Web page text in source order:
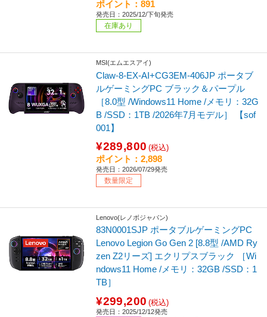
ポイント：891
発売日：2025/12/下旬発売
在庫あり
MSI(エムエスアイ)
Claw-8-EX-AI+CG3EM-406JP ポータブ
ルゲーミングPC ブラック＆パープル
［8.0型 /Windows11 Home /メモリ：32G
B /SSD：1TB /2026年7月モデル］ 【sof
001】
¥289,800 (税込)
ポイント：2,898
発売日：2026/07/29発売
数量限定
Lenovo(レノボジャパン)
83N0001SJP ポータブルゲーミングPC
Lenovo Legion Go Gen 2 [8.8型 /AMD Ry
zen Z2リーズ] エクリプスブラック ［Wi
ndows11 Home /メモリ：32GB /SSD：1
TB］
¥299,200 (税込)
発売日：2025/12/12発売